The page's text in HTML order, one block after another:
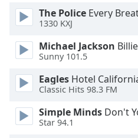
window.
window.
Escape
The Police Every
1330 KXJ
Michael Jackson
Sunny 101.5
Eagles Hotel
Classic Hits 98.3 FM
Simple Minds Don't
Star 94.1